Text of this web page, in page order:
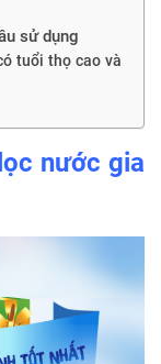
sử dụng
tuổi thọ cao và
nước gia